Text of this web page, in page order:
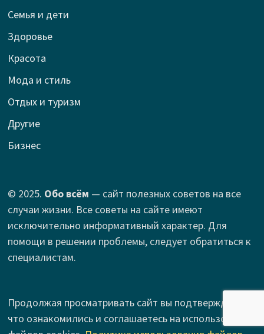
Семья и дети
Здоровье
Красота
Мода и стиль
Отдых и туризм
Другие
Бизнес
© 2025. Обо всём — сайт полезных советов на все
случаи жизни. Все советы на сайте имеют
исключительно информативный характер. Для
помощи в решении проблемы, следует обратиться к
специалистам.
Продолжая просматривать сайт вы подтверждаете,
что ознакомились и соглашаетесь на использование